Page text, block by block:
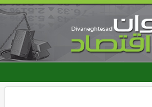
رفتن
محتوای
اصلی